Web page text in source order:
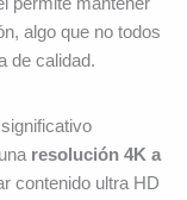
algo que no todos
de calidad.
resolución 4K a
contenido ultra HD